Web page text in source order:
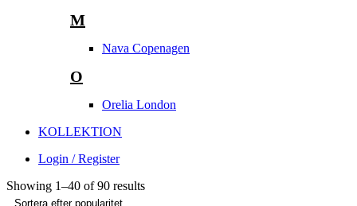
M
Nava Copenagen
O
Orelia London
KOLLEKTION
Login / Register
Showing 1–40 of 90 results